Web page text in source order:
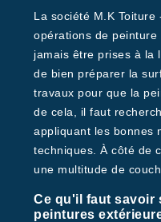
La société M.K
opérations de
jamais être prises à la
de bien préparer la
travaux pour que la
de cela, il faut
appliquant les bonnes
techniques. À côté de
une multitude de
Ce qu'il faut savoir
peintures